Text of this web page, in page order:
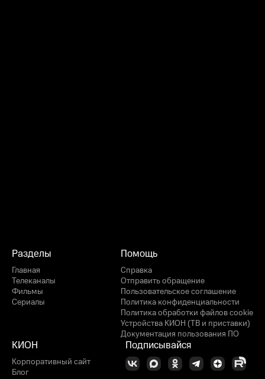
Разделы
Главная
Телеканалы
Фильмы
Сериалы
Помощь
Справка
Отправить обращение
Пользовательское соглашение
Политика конфиденциальности
Политика обработки файлов cookie
Устройства КИОН (ТВ и приставки)
Документация пользования ПО
КИОН
Корпоративный сайт
Блог
Подписывайся